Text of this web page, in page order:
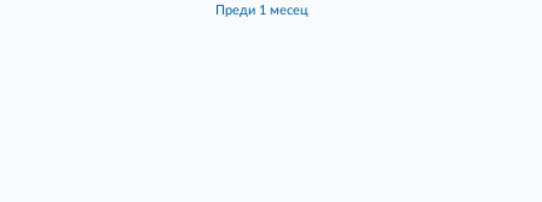
преди 1 месец